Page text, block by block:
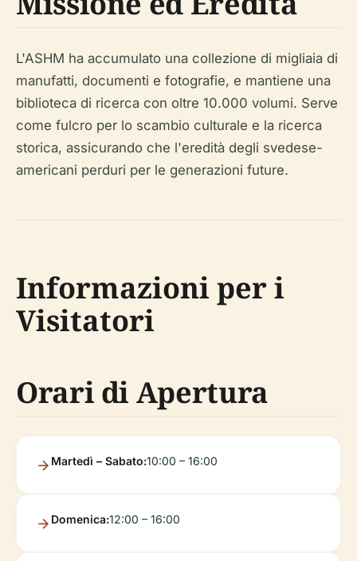
L'ASHM ha accumulato una collezione di migliaia di
manufatti, documenti e fotografie, e mantiene una
biblioteca di ricerca con oltre 10.000 volumi. Serve
come fulcro per lo scambio culturale e la ricerca
storica, assicurando che l'eredità degli svedese-
americani perduri per le generazioni future.
Informazioni per i
Visitatori
Orari di Apertura
Martedì – Sabato:10:00 – 16:00
Domenica:12:00 – 16:00